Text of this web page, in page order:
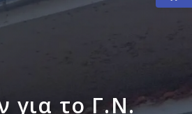
για το Γ.Ν.